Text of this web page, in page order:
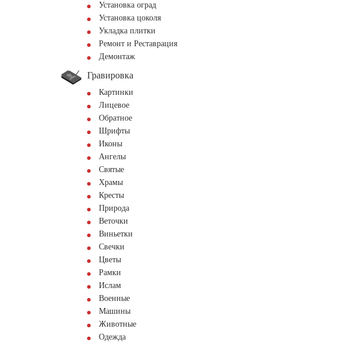
Установка оград
Установка цоколя
Укладка плитки
Ремонт и Реставрация
Демонтаж
Гравировка
Картинки
Лицевое
Обратное
Шрифты
Иконы
Ангелы
Святые
Храмы
Кресты
Природа
Веточки
Виньетки
Свечки
Цветы
Рамки
Ислам
Военные
Машины
Животные
Одежда